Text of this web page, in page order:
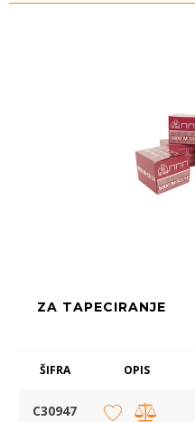
ZA TAPECIRANJE
ŠIFRA OPIS
C30947